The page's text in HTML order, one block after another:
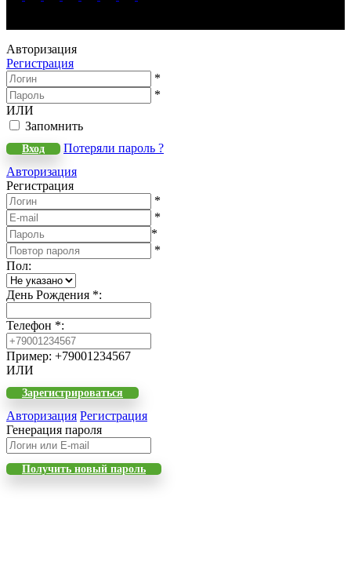
Авторизация
Регистрация
*
*
ИЛИ
Запомнить
Вход
Потеряли пароль ?
Авторизация
Регистрация
*
*
*
*
Пол:
День Рождения *:
Телефон *:
Пример: +79001234567
ИЛИ
Зарегистрироваться
Авторизация Регистрация
Генерация пароля
Получить новый пароль